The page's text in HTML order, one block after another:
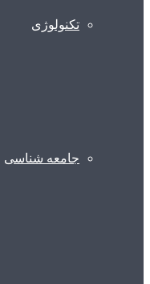
تکنولوژی
جامعه شناسی